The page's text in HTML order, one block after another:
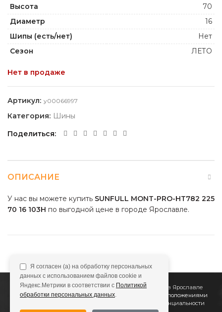
Высота
70
Диаметр
16
Шипы (есть/нет)
Нет
Сезон
ЛЕТО
Нет в продаже
Артикул: y00066997
Категория: Шины
Поделиться
ОПИСАНИЕ
У нас вы можете купить SUNFULL MONT-PRO-HT782 225
70 16 103H по выгодной цене в городе Ярославле.
2011Все Колёса Интернет-магазин шин и дисков в Ярославле
Сайт не является публичной офертой, определяемой положениями
Политике конфиденциальности
Я согласен (а) на обработку персональных
данных с использованием файлов cookie и
Яндекс.Метрики в соответствии с Политикой
обработки персональных данных.